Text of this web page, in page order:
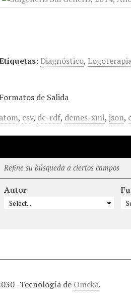
Diagnóstico,
Formatos de Salida
atom, csv, dc-rdf, dcmes-xml,json,
Refine su búsqueda a ciertos campos
Autor
-Tecnología de Omeka.